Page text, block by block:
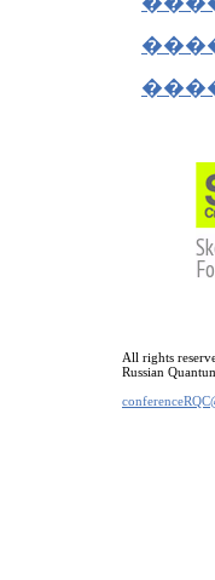
All rights
Russian